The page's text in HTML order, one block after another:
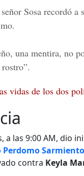
Sosa recordó a
una mentira, no
vidas de los dos
a las 9:00 AM, dio
Perdomo Sarmiento
contra Keyla